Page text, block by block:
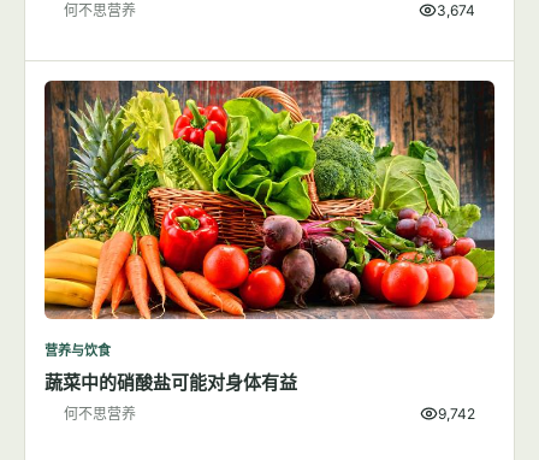
何不思营养 3,674
营养与饮食
蔬菜中的硝酸盐可能对身体有益
何不思营养 9,742